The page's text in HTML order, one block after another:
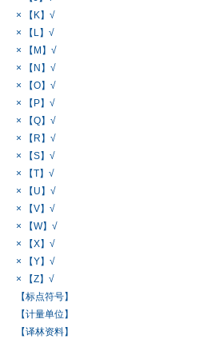
× 【K】√
× 【L】√
× 【M】√
× 【N】√
× 【O】√
× 【P】√
× 【Q】√
× 【R】√
× 【S】√
× 【T】√
× 【U】√
× 【V】√
× 【W】√
× 【X】√
× 【Y】√
× 【Z】√
【标点符号】
【计量单位】
【译林资料】